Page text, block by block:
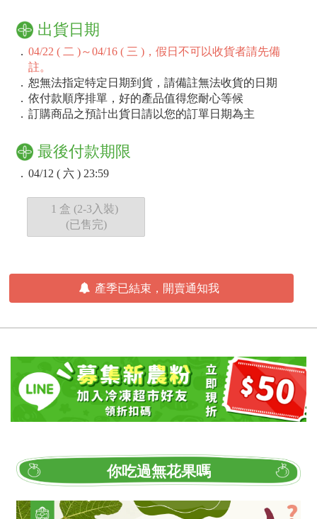
出貨日期
． 04/22 ( 二 )～04/16 ( 三 )，假日不可以收貨者請先備
註。
． 恕無法指定特定日期到貨，請備註無法收貨的日期
． 依付款順序排單，好的產品值得您耐心等候
． 訂購商品之預計出貨日請以您的訂單日期為主
最後付款期限
． 04/12 ( 六 ) 23:59
1 盒 (2-3入裝)
(已售完)
產季已結束，開賣通知我
你吃過無花果嗎